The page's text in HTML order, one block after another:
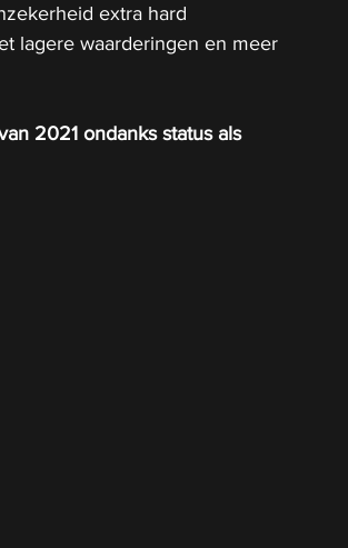
extra hard
lagere waarderingen en meer
2021 ondanks status als